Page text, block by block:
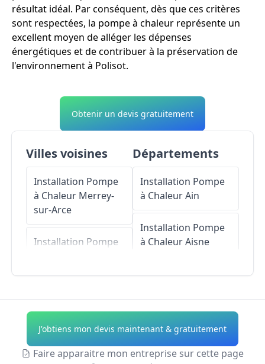
résultat idéal. Par conséquent, dès que ces critères
sont respectées, la pompe à chaleur représente un
excellent moyen de alléger les dépenses
énergétiques et de contribuer à la préservation de
l'environnement à Polisot.
Obtenir un devis gratuitement
Villes voisines
Installation Pompe
à Chaleur Merrey-
sur-Arce
Installation Pompe
Installation Pompe
Seine
Départements
Installation Pompe
à ChaleurAin
Installation Pompe
à ChaleurAisne
Installation Pompe
à Chaleur Alpes-de-
Haute-Provence
J'obtiens mon devis maintenant & gratuitement
Faire apparaitre mon entreprise sur cette page